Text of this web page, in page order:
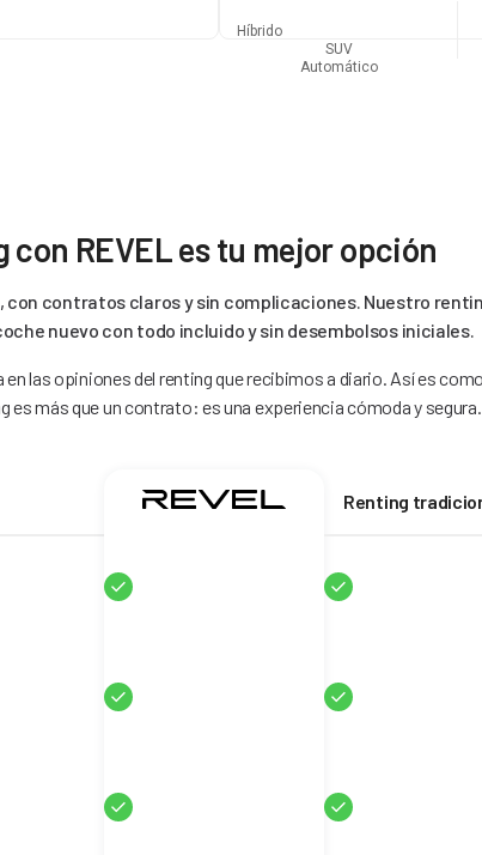
Híbrido
SUV
Automático
REVEL es tu mejor opción
con contratos claros y sin complicaciones. Nuestro
nuevo con todo incluido y sin desembolsos iniciales.
las opiniones del renting que recibimos a diario. Así es
es más que un contrato: es una experiencia cómoda y segura.
Renting
Sí Sí
Sí Sí
Sí Sí